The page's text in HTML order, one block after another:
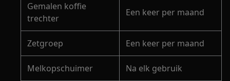
Gemalen koffie
trechter
Een keer per maand
Zetgroep Een keer per maand
Melkopschuimer Na elk gebruik